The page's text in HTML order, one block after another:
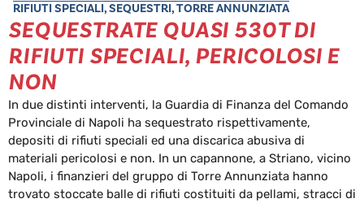
RIFIUTI SPECIALI,SEQUESTRI,TORRE ANNUNZIATA
SEQUESTRATE QUASI 530T DI
RIFIUTI SPECIALI, PERICOLOSI E
NON
In due distinti interventi, la Guardia di Finanza del Comando
Provinciale di Napoli ha sequestrato rispettivamente,
depositi di rifiuti speciali ed una discarica abusiva di
materiali pericolosi e non. In un capannone, a Striano, vicino
Napoli, i finanzieri del gruppo di Torre Annunziata hanno
trovato stoccate balle di rifiuti costituiti da pellami, stracci di